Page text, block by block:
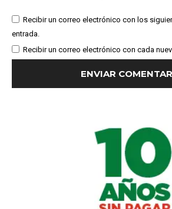
Recibir un correo electrónico con los
entrada.
Recibir un correo electrónico con cada